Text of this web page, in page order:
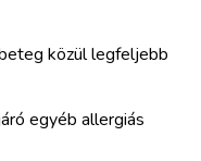
közül legfeljebb
egyéb allergiás